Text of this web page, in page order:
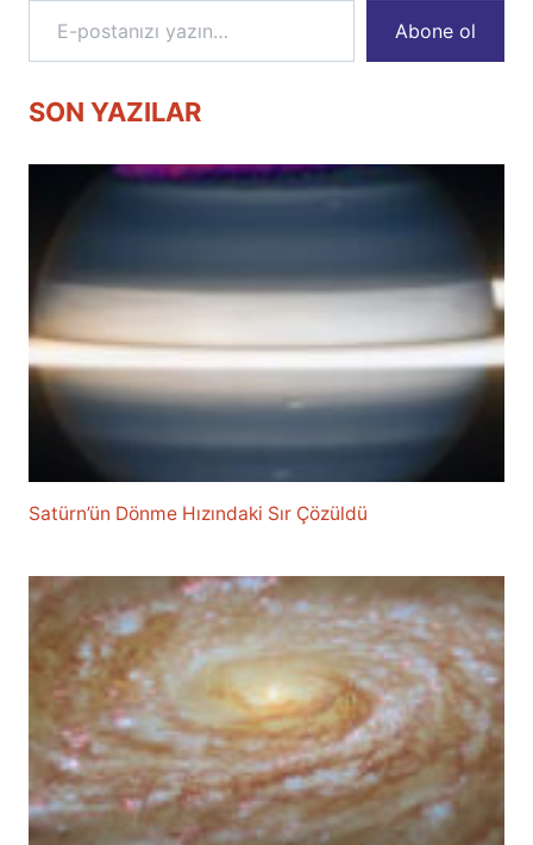
Abone ol
SON YAZILAR
Satürn’ün Dönme Hızındaki Sır Çözüldü